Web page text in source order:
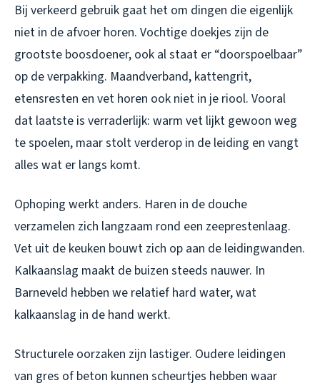
Bij verkeerd gebruik gaat het om dingen die eigenlijk
niet in de afvoer horen. Vochtige doekjes zijn de
grootste boosdoener, ook al staat er “doorspoelbaar”
op de verpakking. Maandverband, kattengrit,
etensresten en vet horen ook niet in je riool. Vooral
dat laatste is verraderlijk: warm vet lijkt gewoon weg
te spoelen, maar stolt verderop in de leiding en vangt
alles wat er langs komt.
Ophoping werkt anders. Haren in de douche
verzamelen zich langzaam rond een zeeprestenlaag.
Vet uit de keuken bouwt zich op aan de leidingwanden.
Kalkaanslag maakt de buizen steeds nauwer. In
Barneveld hebben we relatief hard water, wat
kalkaanslag in de hand werkt.
Structurele oorzaken zijn lastiger. Oudere leidingen
van gres of beton kunnen scheurtjes hebben waar